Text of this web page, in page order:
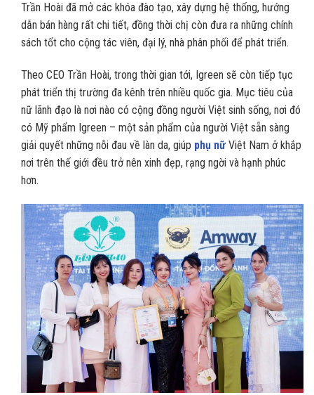
Trần Hoài đã mở các khóa đào tạo, xây dựng hệ thống, hướng
dẫn bán hàng rất chi tiết, đồng thời chị còn đưa ra những chính
sách tốt cho cộng tác viên, đại lý, nhà phân phối để phát triển.
Theo CEO Trần Hoài, trong thời gian tới, Igreen sẽ còn tiếp tục
phát triển thị trường đa kênh trên nhiều quốc gia. Mục tiêu của
nữ lãnh đạo là nơi nào có cộng đồng người Việt sinh sống, nơi đó
có Mỹ phẩm Igreen – một sản phẩm của người Việt sẵn sàng
giải quyết những nỗi đau về làn da, giúp phụ nữ Việt Nam ở khắp
nơi trên thế giới đều trở nên xinh đẹp, rạng ngời và hạnh phúc
hơn.